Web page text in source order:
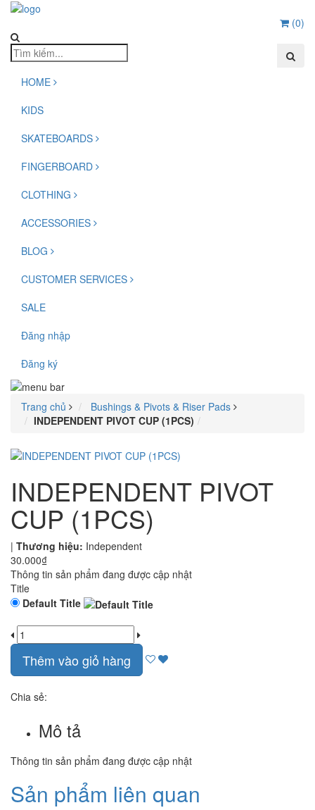
(0)
HOME
KIDS
SKATEBOARDS
FINGERBOARD
CLOTHING
ACCESSORIES
BLOG
CUSTOMER SERVICES
SALE
Đăng nhập
Đăng ký
Trang chủ
Bushings & Pivots & Riser Pads
INDEPENDENT PIVOT CUP (1PCS)
INDEPENDENT PIVOT
CUP (1PCS)
| Thương hiệu: Independent
30.000₫
Thông tin sản phẩm đang được cập nhật
Title
Default Title
Thêm vào giỏ hàng
Chia sẻ:
Mô tả
Thông tin sản phẩm đang được cập nhật
Sản phẩm liên quan